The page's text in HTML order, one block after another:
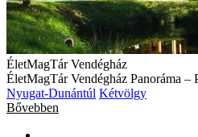
ÉletMagTár Vendégház
ÉletMagTár Vendégház Panoráma –
Nyugat-Dunántúl Kétvölgy
Bővebben